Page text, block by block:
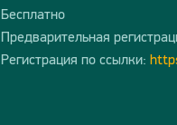
Бесплатно
Предварительная
Регистрация по ссылки: